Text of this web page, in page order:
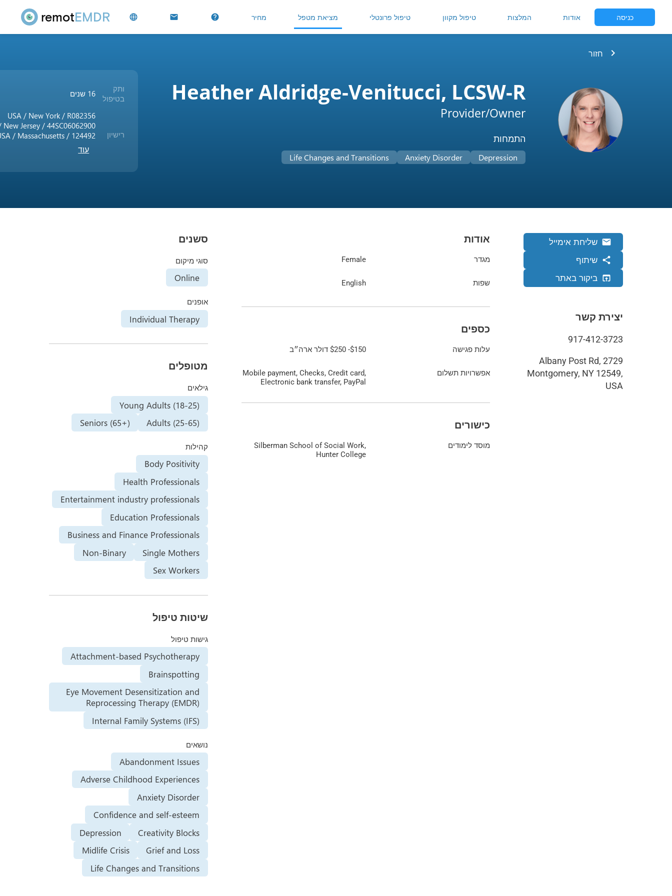
remotEMDR אודות המלצות טיפול מקוון טיפול פרונטלי מציאת מטפל מחיר help
mail
language כניסה
chevron_right חזור
Heather Aldridge-Venitucci, LCSW-R
Provider/Owner
התמחות
Depression
Anxiety Disorder
Life Changes and Transitions
ותק
בטיפול
16 שנים
רישיון
USA / New York / R082356
New Jersey / 44SC06062900
/ Massachusetts / 124492
עוד
email שליחת אימייל
share שיתוף
open_in_browser ביקור באתר
יצירת קשר
917-412-3723
2729 Albany Post Rd,
Montgomery, NY 12549,
USA
אודות
מגדר Female
שפות English
כספים
עלות פגישה $150
-
$250 דולר ארה״ב
אפשרויות תשלום
Mobile payment, Checks, Credit card,
Electronic bank transfer, PayPal
כישורים
מוסד לימודים
Silberman School of Social Work,
Hunter College
סשנים
סוגי מיקום
Online
אופנים
Individual Therapy
מטופלים
גילאים
Young Adults (18-25)
Adults (25-65)
Seniors (65+)
קהילות
Body Positivity
Health Professionals
Entertainment industry professionals
Education Professionals
Business and Finance Professionals
Single Mothers
Non-Binary
Sex Workers
שיטות טיפול
גישות טיפול
Attachment-based Psychotherapy
Brainspotting
Eye Movement Desensitization and
Reprocessing Therapy (EMDR)
Internal Family Systems (IFS)
נושאים
Abandonment Issues
Adverse Childhood Experiences
Anxiety Disorder
Confidence and self-esteem
Creativity Blocks
Depression
Grief and Loss
Midlife Crisis
Life Changes and Transitions